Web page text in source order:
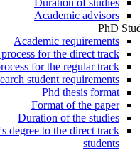
Duration of studies
Academic advisors
PhD
Academic requirements
for the direct track
for the regular track
student requirements
Phd thesis format
Format of the paper
Duration of the studies
degree to the direct track
students